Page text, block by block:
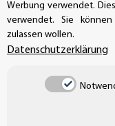
Werbung verwendet.
verwendet. Sie
zulassen wollen.
Datenschutzerklärung